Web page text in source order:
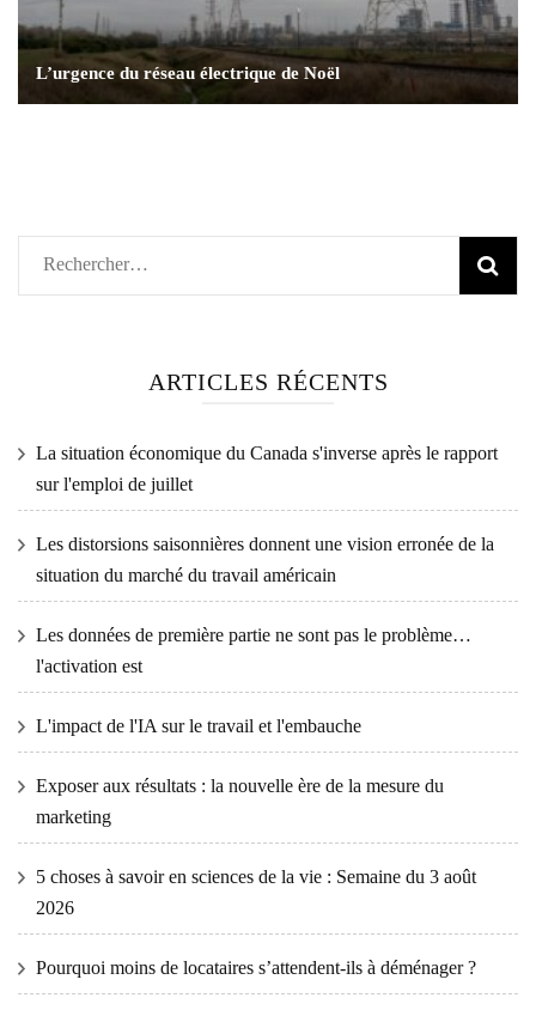
L’urgence du réseau électrique de Noël
Rechercher :
ARTICLES RÉCENTS
La situation économique du Canada s'inverse après le rapport
sur l'emploi de juillet
Les distorsions saisonnières donnent une vision erronée de la
situation du marché du travail américain
Les données de première partie ne sont pas le problème…
l'activation est
L'impact de l'IA sur le travail et l'embauche
Exposer aux résultats : la nouvelle ère de la mesure du
marketing
5 choses à savoir en sciences de la vie : Semaine du 3 août
2026
Pourquoi moins de locataires s’attendent-ils à déménager ?